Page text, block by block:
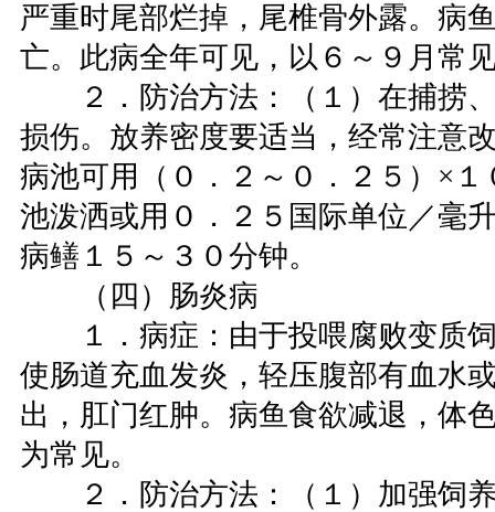
严重时尾部烂掉，尾椎骨外露。病
亡。此病全年可见，以６～９月常
２．防治方法：（１）在捕捞、
损伤。放养密度要适当，经常注意
病池可用（０．２～０．２５）×
池泼洒或用０．２５国际单位／毫
病鳝１５～３０分钟。
（四）肠炎病
１．病症：由于投喂腐败变质饲
使肠道充血发炎，轻压腹部有血水
出，肛门红肿。病鱼食欲减退，体
为常见。
２．防治方法：（１）加强饲养